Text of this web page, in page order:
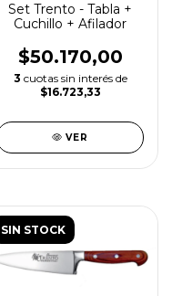
Set Trento - Tabla +
Cuchillo + Afilador
$50.170,00
3 cuotas sin interés de
$16.723,33
VER
SIN STOCK